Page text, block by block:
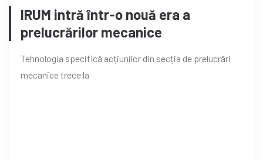
IRUM intră într-o nouă era a
prelucrărilor mecanice
Tehnologia specifică acțiunilor din secția de prelucrări
mecanice trece la